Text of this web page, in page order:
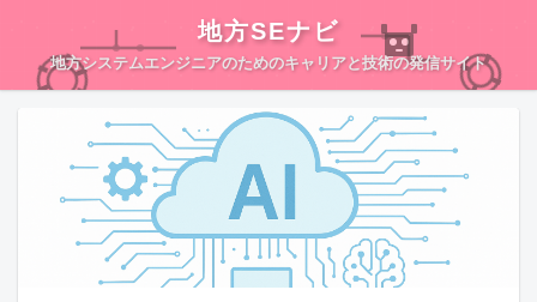
地方SEナビ
地方システムエンジニアのためのキャリアと技術の発信サイト